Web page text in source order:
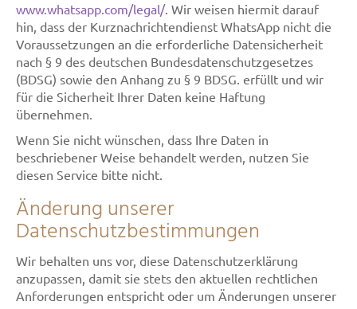
www.whatsapp.com/legal/. Wir weisen hiermit darauf
hin, dass der Kurznachrichtendienst WhatsApp nicht die
Voraussetzungen an die erforderliche Datensicherheit
nach § 9 des deutschen Bundesdatenschutzgesetzes
(BDSG) sowie den Anhang zu § 9 BDSG. erfüllt und wir
für die Sicherheit Ihrer Daten keine Haftung
übernehmen.
Wenn Sie nicht wünschen, dass Ihre Daten in
beschriebener Weise behandelt werden, nutzen Sie
diesen Service bitte nicht.
Änderung unserer
Datenschutzbestimmungen
Wir behalten uns vor, diese Datenschutzerklärung
anzupassen, damit sie stets den aktuellen rechtlichen
Anforderungen entspricht oder um Änderungen unserer